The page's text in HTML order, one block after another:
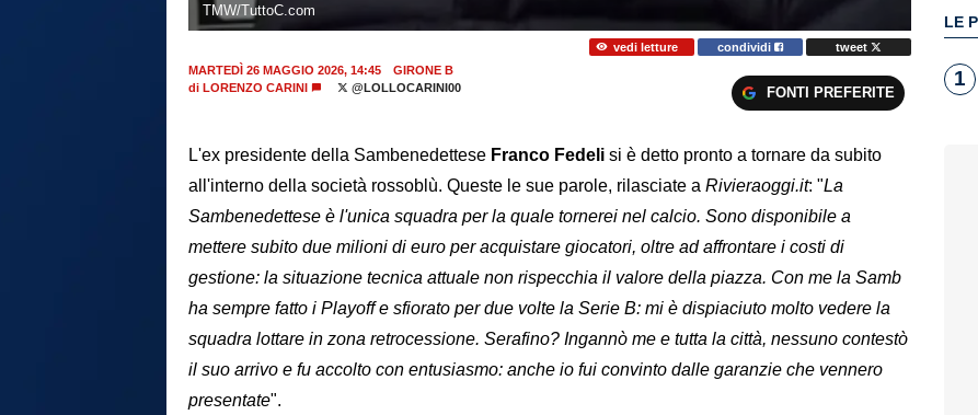
TMW/TuttoC.com
vedi letture condividi
tweet
MARTEDÌ 26 MAGGIO 2026, 14:45
GIRONE B
di LORENZO CARINI @LOLLOCARINI00 FONTI PREFERITE
L'ex presidente della Sambenedettese Franco Fedeli si è detto pronto a tornare da subito
all'interno della società rossoblù. Queste le sue parole, rilasciate a Rivieraoggi.it: "La
Sambenedettese è l'unica squadra per la quale tornerei nel calcio. Sono disponibile a
mettere subito due milioni di euro per acquistare giocatori, oltre ad affrontare i costi di
gestione: la situazione tecnica attuale non rispecchia il valore della piazza. Con me la Samb
ha sempre fatto i Playoff e sfiorato per due volte la Serie B: mi è dispiaciuto molto vedere la
squadra lottare in zona retrocessione. Serafino? Ingannò me e tutta la città, nessuno contestò
il suo arrivo e fu accolto con entusiasmo: anche io fui convinto dalle garanzie che vennero
presentate".
LE
1